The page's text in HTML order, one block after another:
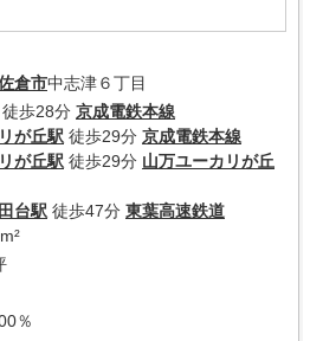
倉市中志津６丁目
徒歩28分 京成電鉄本線
が丘駅 徒歩29分 京成電鉄本線
が丘駅 徒歩29分 山万ユーカリが丘
台駅 徒歩47分 東葉高速鉄道
％